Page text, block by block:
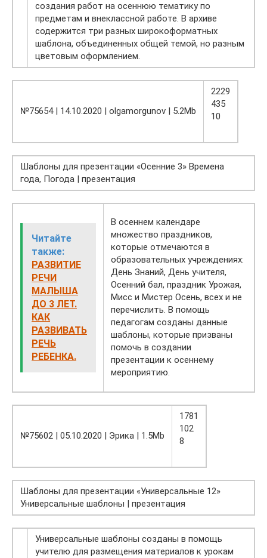
создания работ на осеннюю тематику по
предметам и внеклассной работе. В архиве
содержится три разных широкоформатных
шаблона, объединенных общей темой, но разным
цветовым оформлением.
№75654 | 14.10.2020 | olgamorgunov | 5.2Mb
2229
435
10
Шаблоны для презентации «Осенние 3» Времена
года, Погода | презентация
Читайте
также:
РАЗВИТИЕ
РЕЧИ
МАЛЫША
ДО 3 ЛЕТ.
КАК
РАЗВИВАТЬ
РЕЧЬ
РЕБЕНКА.
В осеннем календаре
множество праздников,
которые отмечаются в
образовательных учреждениях:
День Знаний, День учителя,
Осенний бал, праздник Урожая,
Мисс и Мистер Осень, всех и не
перечислить. В помощь
педагогам созданы данные
шаблоны, которые призваны
помочь в создании
презентации к осеннему
мероприятию.
№75602 | 05.10.2020 | Эрика | 1.5Mb
1781
102
8
Шаблоны для презентации «Универсальные 12»
Универсальные шаблоны | презентация
Универсальные шаблоны созданы в помощь
учителю для размещения материалов к урокам